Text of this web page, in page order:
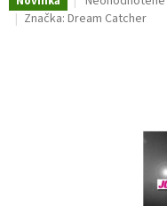
hodnotenie
Značka: Dream Catcher